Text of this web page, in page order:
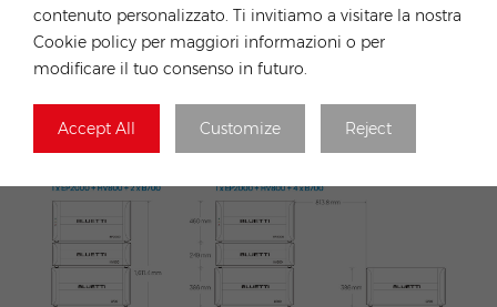
contenuto personalizzato. Ti invitiamo a visitare la nostra
Cookie policy per maggiori informazioni o per
modificare il tuo consenso in futuro.
Accept All Customize Reject